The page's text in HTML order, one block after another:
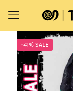
-41% SALE